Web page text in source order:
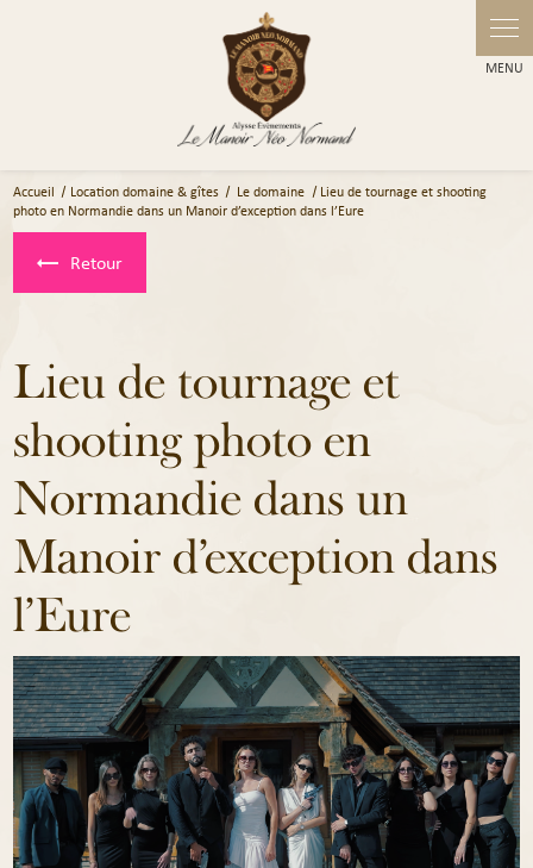
Accueil Location domaine & gîtes Le domaine
Lieu de tournage et shooting
photo en Normandie dans un Manoir d’exception dans l’Eure
Retour
Lieu de tournage et
shooting photo en
Normandie dans un
Manoir d’exception dans
l’Eure